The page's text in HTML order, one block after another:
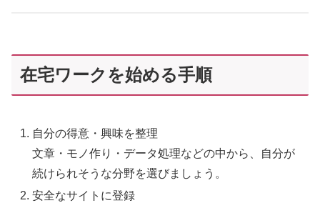
在宅ワークを始める手順
自分の得意・興味を整理
文章・モノ作り・データ処理などの中から、自分が
続けられそうな分野を選びましょう。
安全なサイトに登録